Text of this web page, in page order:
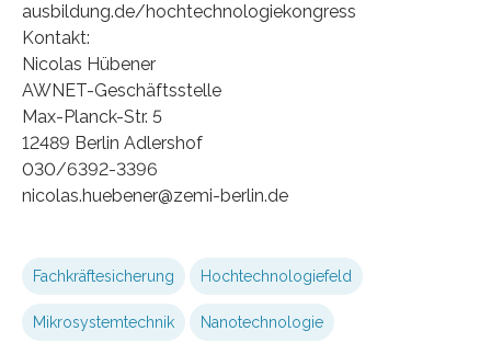
ausbildung.de/hochtechnologiekongress
Kontakt:
Nicolas Hübener
AWNET-Geschäftsstelle
Max-Planck-Str. 5
12489 Berlin Adlershof
030/6392-3396
nicolas.huebener@zemi-berlin.de
Fachkräftesicherung Hochtechnologiefeld
Mikrosystemtechnik Nanotechnologie